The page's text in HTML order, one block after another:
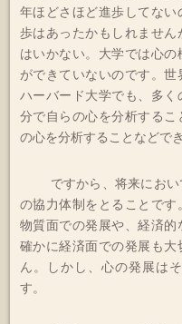
年ほどさほど進歩してな
歩はあったかもしれませ
はいかない。大学では心
ができていないのです。
ハーバード大学でも、多
分で自らの心を分析する
の心を分析することなどで
ですから、将来にお
の協力体制をとることで
物質面での発展や、経済的
確かに経済面での発展も
ん。しかし、心の発展は
す。